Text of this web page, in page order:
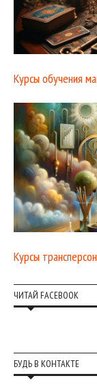
Курсы обучения
Курсы
ЧИТАЙ FACEBOOK
БУДЬ В КОНТАКТЕ